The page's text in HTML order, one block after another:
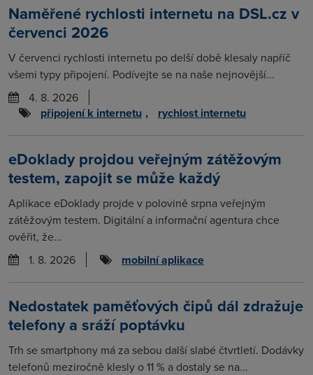
Naměřené rychlosti internetu na DSL.cz v
červenci 2026
V červenci rychlosti internetu po delší době klesaly napříč
všemi typy připojení. Podívejte se na naše nejnovější...
4. 8. 2026
připojení k internetu , rychlost internetu
eDoklady projdou veřejným zátěžovým
testem, zapojit se může každý
Aplikace eDoklady projde v polovině srpna veřejným
zátěžovým testem. Digitální a informační agentura chce
ověřit, že...
1. 8. 2026
mobilní aplikace
Nedostatek paměťových čipů dál zdražuje
telefony a sráží poptávku
Trh se smartphony má za sebou další slabé čtvrtletí. Dodávky
telefonů meziročně klesly o 11 % a dostaly se na...